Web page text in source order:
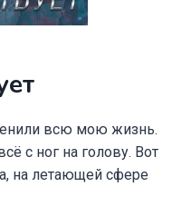
всю мою жизнь.
с ног на голову. Вот
на летающей сфере